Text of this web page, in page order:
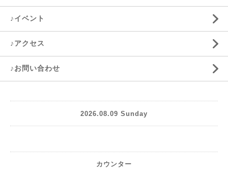
♪イベント
♪アクセス
♪お問い合わせ
2026.08.09 Sunday
カウンター